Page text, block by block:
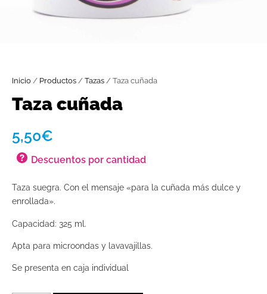
Inicio / Productos / Tazas / Taza cuñada
Taza cuñada
5,50€
Taza suegra. Con el mensaje «para la cuñada más dulce y
enrollada».
Capacidad: 325 ml.
Apta para microondas y lavavajillas.
Se presenta en caja individual